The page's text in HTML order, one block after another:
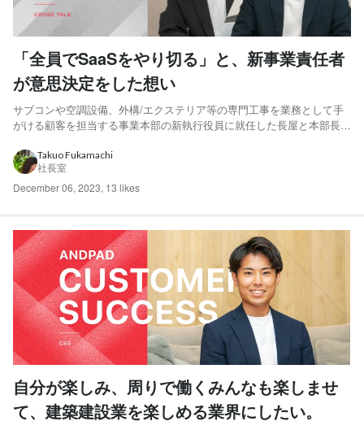
「全員でSaaSをやり切る」と、新事業責任者
が意思決定をした想い
サブコンや空調設備、外構/エクステリア等の専門工事を業務として手
がける顧客を担当する事業本部の新執行役員に就任した長屋と本部長に
した。また、「戦略から組織をつくるのが定石だが、今の組織メンバー
のスキルやキャリア形成の観点からも組織組成を目指したい」...
Takuo Fukamachi
社長室
December 06, 2023, 13 likes
自分が楽しみ、周りで働くみんなも楽しませ
て、建築建設業を楽しめる業界にしたい。